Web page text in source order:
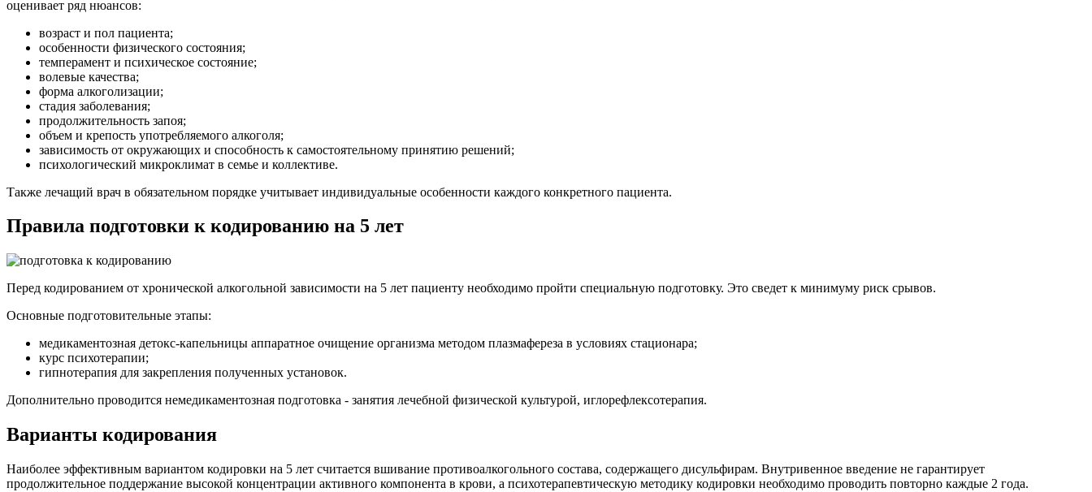
оценивает ряд нюансов:
возраст и пол пациента;
особенности физического состояния;
темперамент и психическое состояние;
волевые качества;
форма алкоголизации;
стадия заболевания;
продолжительность запоя;
объем и крепость употребляемого алкоголя;
зависимость от окружающих и способность к самостоятельному принятию решений;
психологический микроклимат в семье и коллективе.
Также лечащий врач в обязательном порядке учитывает индивидуальные особенности каждого конкретного пациента.
Правила подготовки к кодированию на 5 лет
Перед кодированием от хронической алкогольной зависимости на 5 лет пациенту необходимо пройти специальную подготовку. Это сведет к минимуму риск срывов.
Основные подготовительные этапы:
медикаментозная детокс-капельницы аппаратное очищение организма методом плазмафереза в условиях стационара;
курс психотерапии;
гипнотерапия для закрепления полученных установок.
Дополнительно проводится немедикаментозная подготовка - занятия лечебной физической культурой, иглорефлексотерапия.
Варианты кодирования
Наиболее эффективным вариантом кодировки на 5 лет считается вшивание противоалкогольного состава, содержащего дисульфирам. Внутривенное введение не гарантирует
продолжительное поддержание высокой концентрации активного компонента в крови, а психотерапевтическую методику кодировки необходимо проводить повторно каждые 2 года.